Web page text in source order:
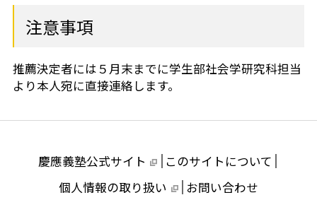
注意事項
推薦決定者には５月末までに学生部社会学研究科担当
より本人宛に直接連絡します。
慶應義塾公式サイト
このサイトについて
個人情報の取り扱い
お問い合わせ